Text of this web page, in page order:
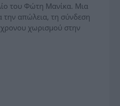
του Φώτη Μανίκα. Μια
την απώλεια, τη σύνδεση
χωρισμού στην